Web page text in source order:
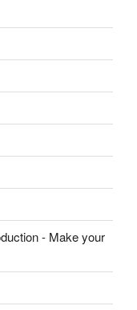
- Make your